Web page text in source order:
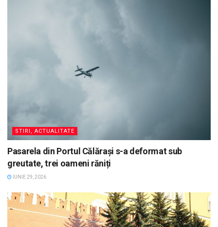
STIRI, ACTUALITATE
Pasarela din Portul Călărași s-a deformat sub
greutate, trei oameni răniți
IUNIE 29, 2026